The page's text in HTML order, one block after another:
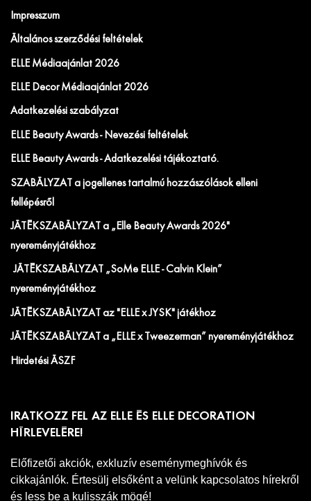
Impresszum
Általános szerződési feltételek
ELLE Médiaajánlat 2026
ELLE Decor Médiaajánlat 2026
Adatkezelési szabályzat
ELLE Beauty Awards - Nevezési feltételek
ELLE Beauty Awards - Adatkezelési tájékoztató.
SZABÁLYZAT a jogellenes tartalmú hozzászólások elleni
fellépésről
JÁTÉKSZABÁLYZAT a „Elle Beauty Awards 2026"
nyereményjátékhoz
JÁTÉKSZABÁLYZAT „SoMe ELLE - Calvin Klein”
nyereményjátékhoz
JÁTÉKSZABÁLYZAT az "ELLE x JYSK" játékhoz
JÁTÉKSZABÁLYZAT a „ELLE x Tweezerman” nyereményjátékhoz
Hirdetési ÁSZF
IRATKOZZ FEL AZ ELLE ÉS ELLE DECORATION
HÍRLEVELÉRE!
Előfizetői akciók, exkluzív eseménymeghívók és
cikkajánlók. Értesülj elsőként a velünk kapcsolatos hírekről
és less be a kulisszák mögé!